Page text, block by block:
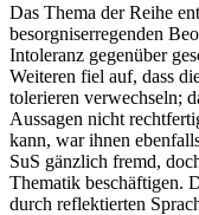
Das Thema der Reihe
besorgniserregenden
Intoleranz gegenüber
Weiteren fiel auf, dass
tolerieren verwechseln;
Aussagen nicht
kann, war ihnen
SuS gänzlich fremd,
Thematik beschäftigen.
durch reflektierten